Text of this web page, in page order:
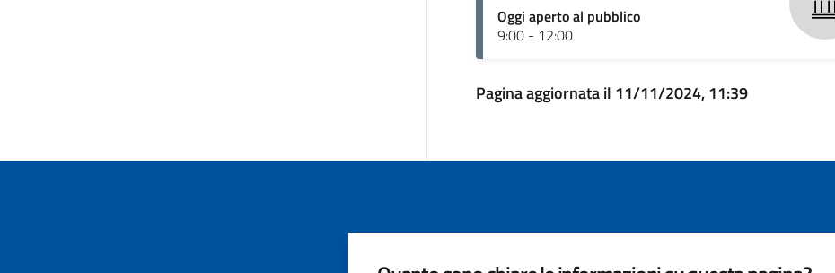
Oggi aperto al pubblico
9:00 - 12:00
Pagina aggiornata il 11/11/2024, 11:39